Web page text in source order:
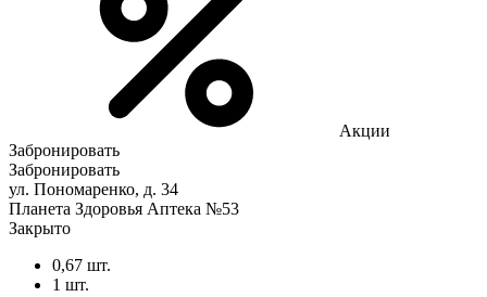
Акции
Забронировать
Забронировать
ул. Пономаренко, д. 34
Планета Здоровья Аптека №53
Закрыто
0,67 шт.
1 шт.